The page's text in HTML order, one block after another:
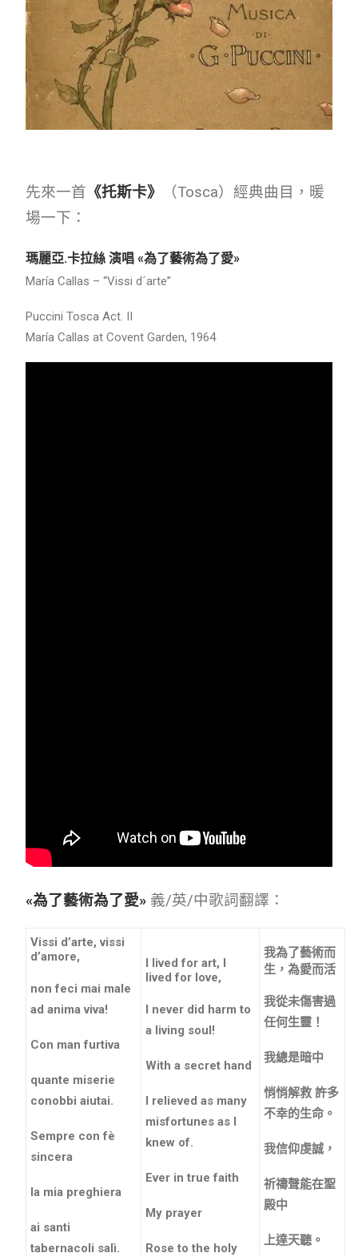
先來一首 《托斯卡》
（Tosca）經典曲目，暖
場一下：
瑪麗亞.卡拉絲 演唱 «為了藝術為了愛»
María Callas – “Vissi d´arte”
Puccini Tosca Act. II
María Callas at Covent Garden, 1964
«為了藝術為了愛» 義/英/中歌詞翻譯：
Vissi d’arte, vissi
d’amore,
non feci mai male
ad anima viva!
Con man furtiva
quante miserie
conobbi aiutai.
Sempre con fè
sincera
la mia preghiera
ai santi
tabernacoli salì.
I lived for art, I
lived for love,
I never did harm to
a living soul!
With a secret hand
I relieved as many
misfortunes as I
knew of.
Ever in true faith
My prayer
Rose to the holy
我為了藝術而
生，為愛而活
我從未傷害過
任何生靈！
我總是暗中
悄悄解救 許多
不幸的生命。
我信仰虔誠，
祈禱聲能在聖
殿中
上達天聽。